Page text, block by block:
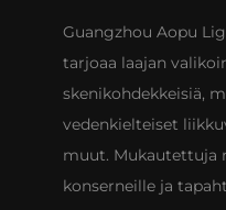
Guangzhou Aopu
tarjoaa laajan
skenikohdekkeisiä,
vedenkielteiset
muut. Mukautettuja
konserneille ja